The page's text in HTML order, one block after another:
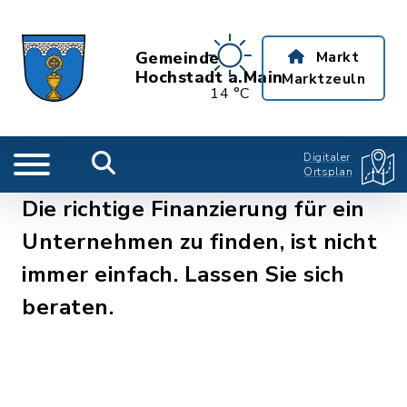
Gemeinde
Hochstadt a.Main
14 °C
Markt
Marktzeuln
Digitaler
Ortsplan
Die richtige Finanzierung für ein
Unternehmen zu finden, ist nicht
immer einfach. Lassen Sie sich
beraten.